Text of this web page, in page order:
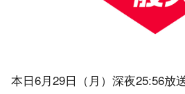
本日6月29日（月）深夜25:56放